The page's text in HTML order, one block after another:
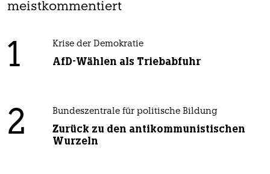
meistkommentiert
1 Krise der Demokratie
AfD-Wählen als Triebabfuhr
2 Bundeszentrale für politische Bildung
Zurück zu den antikommunistischen
Wurzeln